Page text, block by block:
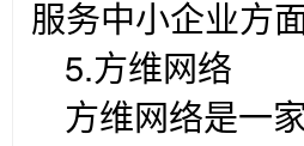
服务中小企业方
5.方维网络
方维网络是一